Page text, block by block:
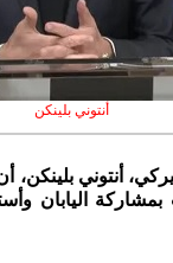
أنتوني بلينكن
أنتوني
اليابان